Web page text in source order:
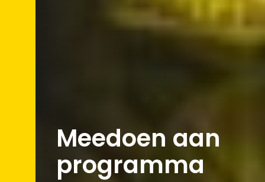
Meedoen aan
programma